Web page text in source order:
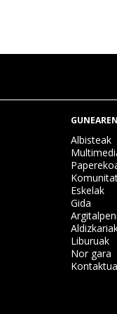
Albisteak
Eskelak
Gida
Liburuak
Nor gara
Kontaktua